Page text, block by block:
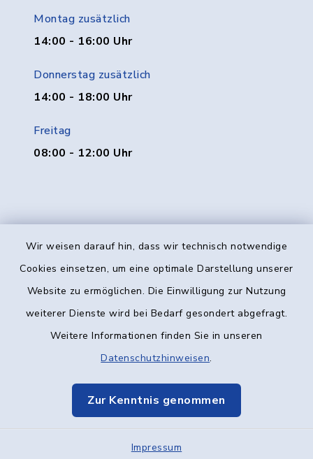
Wir weisen darauf hin, dass wir technisch notwendige
Cookies einsetzen, um eine optimale Darstellung unserer
Website zu ermöglichen. Die Einwilligung zur Nutzung
weiterer Dienste wird bei Bedarf gesondert abgefragt.
Weitere Informationen finden Sie in unseren
Datenschutzhinweisen.
Zur Kenntnis genommen
Impressum
Montag zusätzlich
14:00 - 16:00 Uhr
Donnerstag zusätzlich
14:00 - 18:00 Uhr
Freitag
08:00 - 12:00 Uhr
Kontakt
Datenschutz
Elektronische Kommunikation
Sitemap